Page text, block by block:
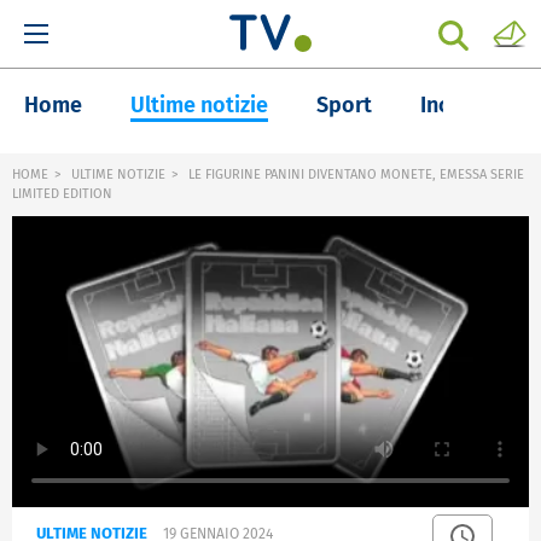
Home Ultime notizie Sport Inchieste
HOME ULTIME NOTIZIE
LE FIGURINE PANINI DIVENTANO MONETE, EMESSA SERIE
LIMITED EDITION
ULTIME NOTIZIE 19 GENNAIO 2024